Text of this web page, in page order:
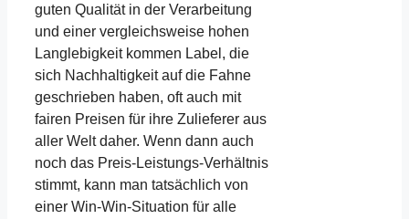
guten Qualität in der Verarbeitung
und einer vergleichsweise hohen
Langlebigkeit kommen Label, die
sich Nachhaltigkeit auf die Fahne
geschrieben haben, oft auch mit
fairen Preisen für ihre Zulieferer aus
aller Welt daher. Wenn dann auch
noch das Preis-Leistungs-Verhältnis
stimmt, kann man tatsächlich von
einer Win-Win-Situation für alle